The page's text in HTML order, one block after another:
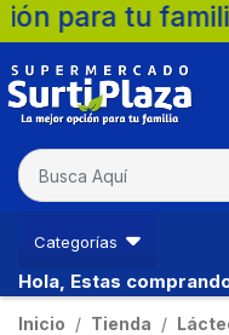
Categorías
Hola, Estas
Inicio Tienda